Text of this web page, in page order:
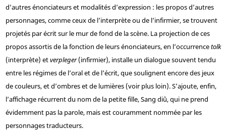
d’autres énonciateurs et modalités d’expression : les propos d’autres
personnages, comme ceux de l’interprète ou de l’infirmier, se trouvent
projetés par écrit sur le mur de fond de la scène. La projection de ces
propos assortis de la fonction de leurs énonciateurs, en l’occurrencetolk
(interprète) etverpleger(infirmier), installe un dialogue souvent tendu
entre les régimes de l’oral et de l’écrit, que soulignent encore des jeux
de couleurs, et d’ombres et de lumières (voir plus loin). S’ajoute, enfin,
l’affichage récurrent du nom de la petite fille, Sang diû, qui ne prend
évidemment pas la parole, mais est couramment nommée par les
personnages traducteurs.